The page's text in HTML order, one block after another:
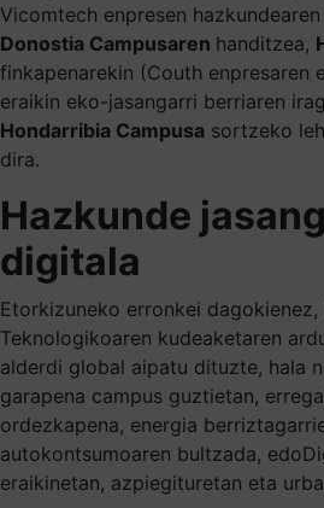
Vicomtech enpresen
Donostia Campusaren handitzea,
finkapenarekin (Couth enpresaren
eraikin eko-jasangarri berriaren
Hondarribia Campusa sortzeko
dira.
Hazkunde
digitala
Etorkizuneko erronkei dagokienez,
Teknologikoaren kudeaketaren
alderdi global aipatu dituzte, hala
garapena campus guztietan,
ordezkapena, energia
autokontsumoaren bultzada,
eraikinetan, azpiegituretan eta